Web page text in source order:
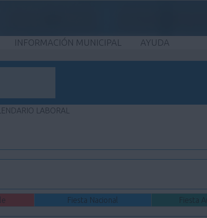
INFORMACIÓN MUNICIPAL AYUDA
LABORAL
Fiesta Nacional